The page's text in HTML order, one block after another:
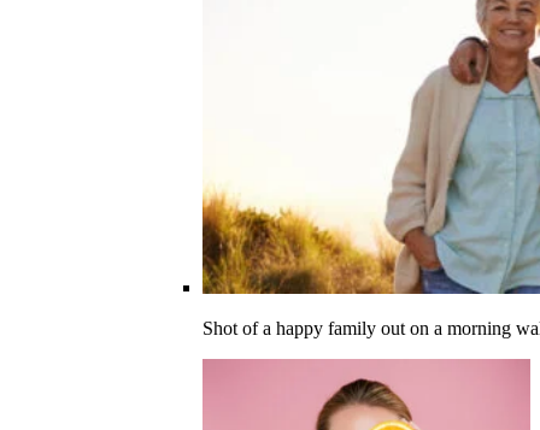
Shot of a happy family out on a morning